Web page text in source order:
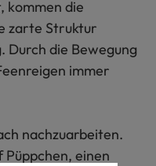
kommen die
zarte Struktur
Durch die Bewegung
immer
nachzuarbeiten.
einen